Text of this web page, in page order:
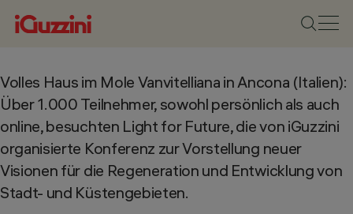
Volles Haus im Mole Vanvitelliana in Ancona (Italien):
Über 1.000 Teilnehmer, sowohl persönlich als auch
online, besuchten Light for Future, die von iGuzzini
organisierte Konferenz zur Vorstellung neuer
Visionen für die Regeneration und Entwicklung von
Stadt- und Küstengebieten.